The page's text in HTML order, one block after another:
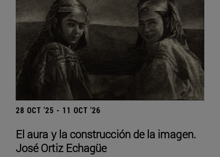
28 OCT '25 - 11 OCT '26
El aura y la construcción de la imagen.
José Ortiz Echagüe